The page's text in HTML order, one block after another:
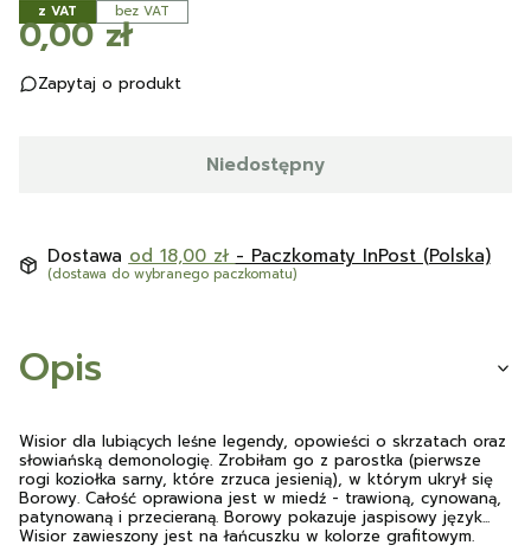
z VAT bez VAT
Cena
0,00 zł
Zapytaj o produkt
Niedostępny
Dostawa od 18,00 zł - Paczkomaty InPost (Polska)
(dostawa do wybranego paczkomatu)
Opis
Wisior dla lubiących leśne legendy, opowieści o skrzatach oraz
słowiańską demonologię. Zrobiłam go z parostka (pierwsze
rogi koziołka sarny, które zrzuca jesienią), w którym ukrył się
Borowy. Całość oprawiona jest w miedź - trawioną, cynowaną,
patynowaną i przecieraną. Borowy pokazuje jaspisowy język...
Wisior zawieszony jest na łańcuszku w kolorze grafitowym.